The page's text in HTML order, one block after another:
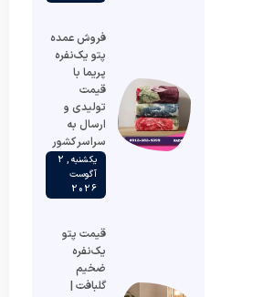
فروش عمده
پتو یک‌نفره
پریما با
قیمت
تولیدی و
ارسال به
سراسر کشور
یکشنبه , 2
آگوست
2026
قیمت پتو
یک‌نفره
ضخیم
گلبافت |